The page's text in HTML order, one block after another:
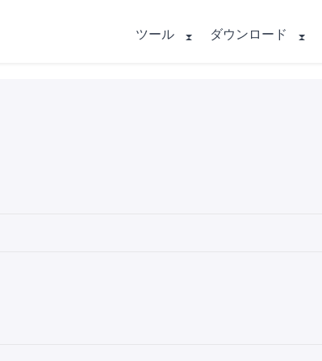
ツール ダウンロード